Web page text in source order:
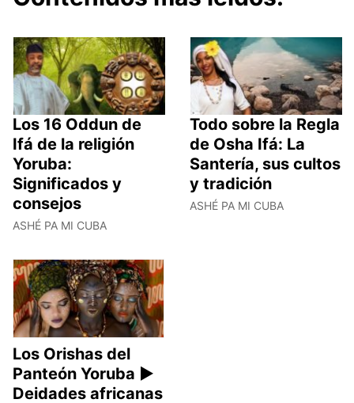
Los 16 Oddun de
Ifá de la religión
Yoruba:
Significados y
consejos
ASHÉ PA MI CUBA
Todo sobre la Regla
de Osha Ifá: La
Santería, sus cultos
y tradición
ASHÉ PA MI CUBA
Los Orishas del
Panteón Yoruba ►
Deidades africanas